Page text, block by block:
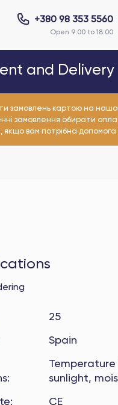
+380 98 353 5560
Open 9:00 to 18:00
and Delivery
замовлень картою на
замовлення обирати
вам потрібна допомога
25
Spain
:
Temperature
sunlight,
:
CE